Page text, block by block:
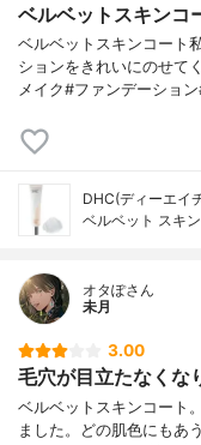
ベルベットスキンコ
ベルベットスキンコート
ションをきれいにのせて
メイク#ファンデーショ
DHC(ディーエイ
ベルベット スキ
オタぽさん
未月
3.00
毛穴が目立たなくな
ベルベットスキンコート
ました。どの肌色にもあ